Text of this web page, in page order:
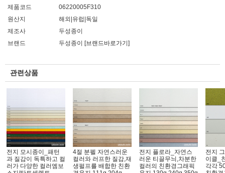
제품코드
06220005F310
원산지
해외|유럽|독일
제조사
두성종이
브랜드
두성종이 [브랜드바로가기]
관련상품
전지 모시종이_패턴
과 질감이 독특하고 컬
러가 다양한 컬러엠보
4절 분펠 자연스러운
컬러와 러프한 질감,재
생펄프를 배합한 친환
전지 플로라_자연스
러운 티끌무늬,차분한
컬러의 친환경그래픽
전지
이클_
각각